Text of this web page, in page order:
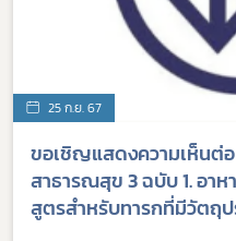
25 ก.ย. 67
ขอเชิญแสดงความเห็นต่อ
สาธารณสุข 3 ฉบับ 1. อาหารสูตรสำหรับทารกและอาหาร
สูตรสำหรับทารกที่มีวัตถุ